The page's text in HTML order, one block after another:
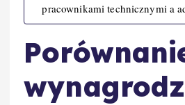
pracownikami technicznymi a